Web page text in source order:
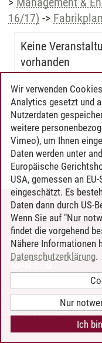
16/17) ->
Keine
vorhanden
Timo Leder/30.06.2024
KONTAKT
LEUPHANA ALS
INTRANET
BARRIEREFREIHEIT
COOKIE-EINSTELLUNGEN
Wir verwenden
Analytics gesetzt und
Nutzerdaten
weitere
Vimeo), um Ihnen
Daten werden unter
Europäische
USA, gemessen an
eingeschätzt. Es
Daten dann durch US-
Wenn Sie auf "Nur
findet die vorgehend
Nähere Informationen
Datenschutzerklärung.
Nur
Ich